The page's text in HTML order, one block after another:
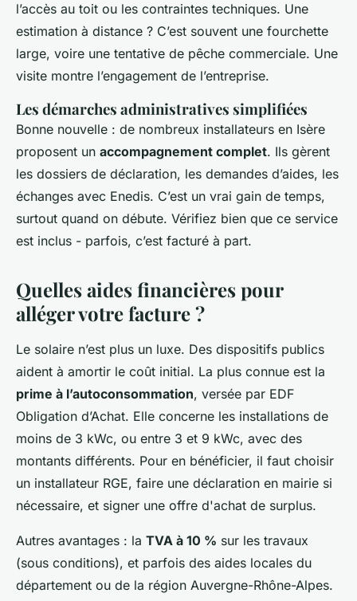
l’accès au toit ou les contraintes techniques. Une
estimation à distance ? C’est souvent une fourchette
large, voire une tentative de pêche commerciale. Une
visite montre l’engagement de l’entreprise.
Les démarches administratives simplifiées
Bonne nouvelle : de nombreux installateurs en Isère
proposent un accompagnement complet. Ils gèrent
les dossiers de déclaration, les demandes d’aides, les
échanges avec Enedis. C’est un vrai gain de temps,
surtout quand on débute. Vérifiez bien que ce service
est inclus - parfois, c’est facturé à part.
Quelles aides financières pour
alléger votre facture ?
Le solaire n’est plus un luxe. Des dispositifs publics
aident à amortir le coût initial. La plus connue est la
prime à l’autoconsommation, versée par EDF
Obligation d’Achat. Elle concerne les installations de
moins de 3 kWc, ou entre 3 et 9 kWc, avec des
montants différents. Pour en bénéficier, il faut choisir
un installateur RGE, faire une déclaration en mairie si
nécessaire, et signer une offre d'achat de surplus.
Autres avantages : la TVA à 10 % sur les travaux
(sous conditions), et parfois des aides locales du
département ou de la région Auvergne-Rhône-Alpes.